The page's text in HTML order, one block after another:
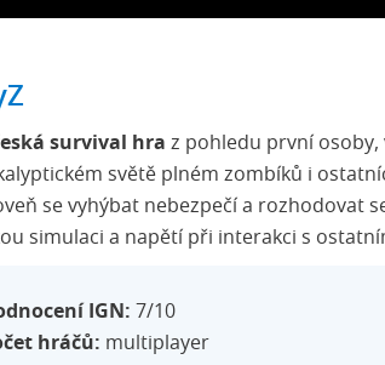
survival hra z pohledu první
světě plném zombíků i
se vyhýbat nebezpečí a rozhodovat
simulaci a napětí při interakci s
IGN: 7/10
hráčů: multiplayer